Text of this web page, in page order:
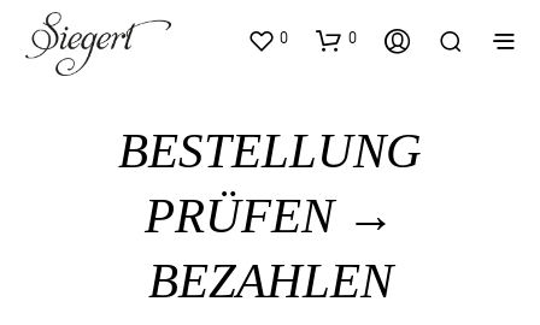
0 0
BESTELLUNG
PRÜFEN →
BEZAHLEN